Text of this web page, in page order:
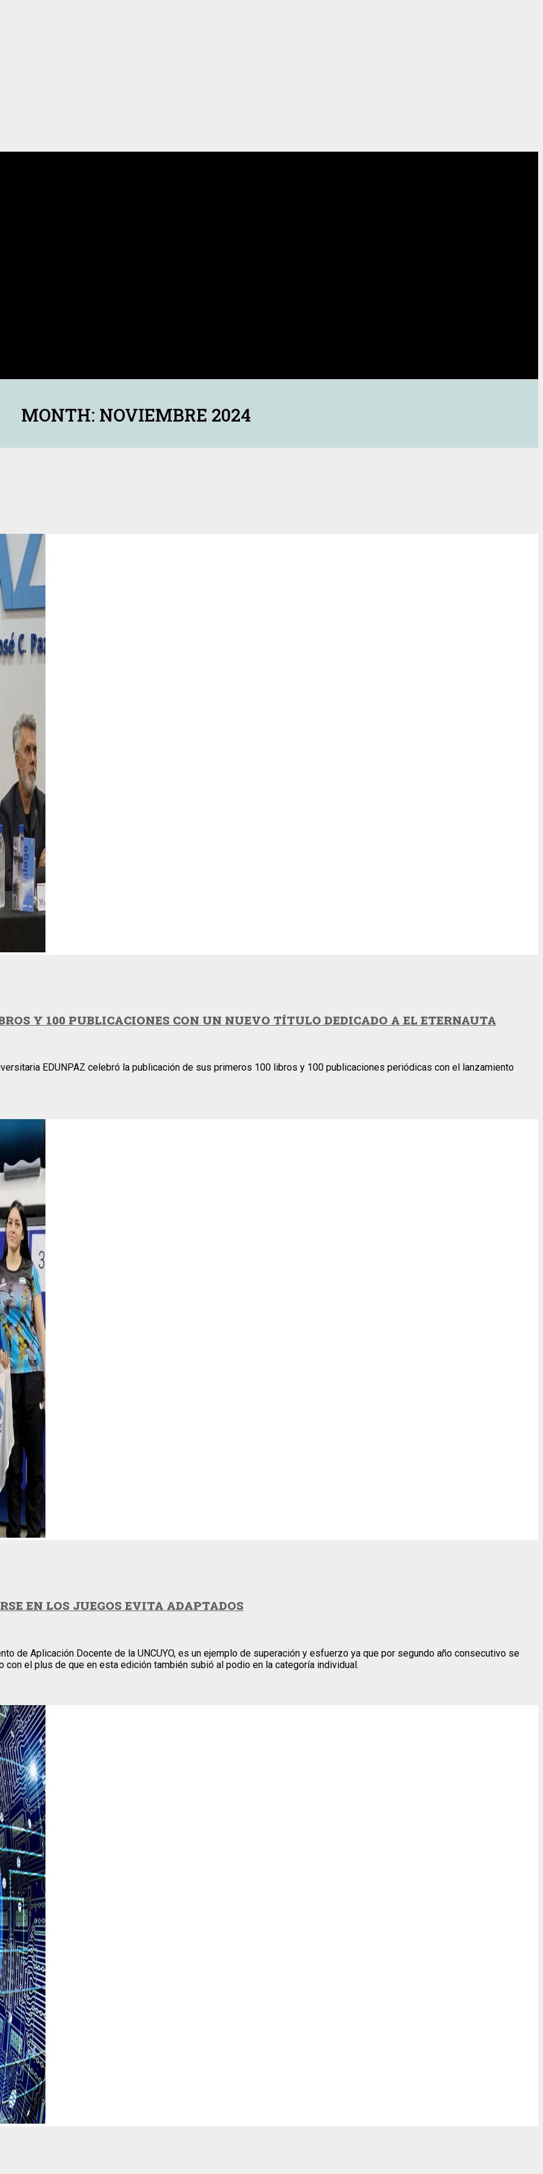
MONTH: NOVIEMBRE 2024
Y 100 PUBLICACIONES CON UN NUEVO TÍTULO DEDICADO A EL ETERNAUTA
EDUNPAZ celebró la publicación de sus primeros 100 libros y 100 publicaciones periódicas con el lanzamiento
EN LOS JUEGOS EVITA ADAPTADOS
de Aplicación Docente de la UNCUYO, es un ejemplo de superación y esfuerzo ya que por segundo año consecutivo se
el plus de que en esta edición también subió al podio en la categoría individual.